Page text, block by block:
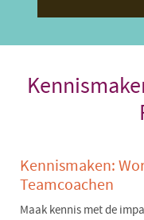
Kennismaken:
Teamcoachen
Maak kennis met de